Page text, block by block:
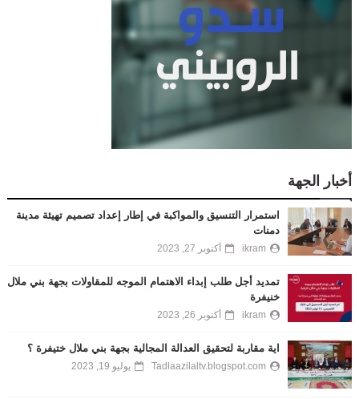
أخبار الجهة
استمرار التنسيق والمواكبة في إطار إعداد تصميم تهيئة مدينة
دمنات
ikram أكتوبر 27, 2023
تمديد أجل طلب إبداء الاهتمام الموجه للمقاولات بجهة بني ملال
خنيفرة
ikram أكتوبر 26, 2023
اية مقاربة لتحقيق العدالة المجالية بجهة بني ملال ختيفرة ؟
Tadlaazilaltv.blogspot.com يوليو 19, 2023